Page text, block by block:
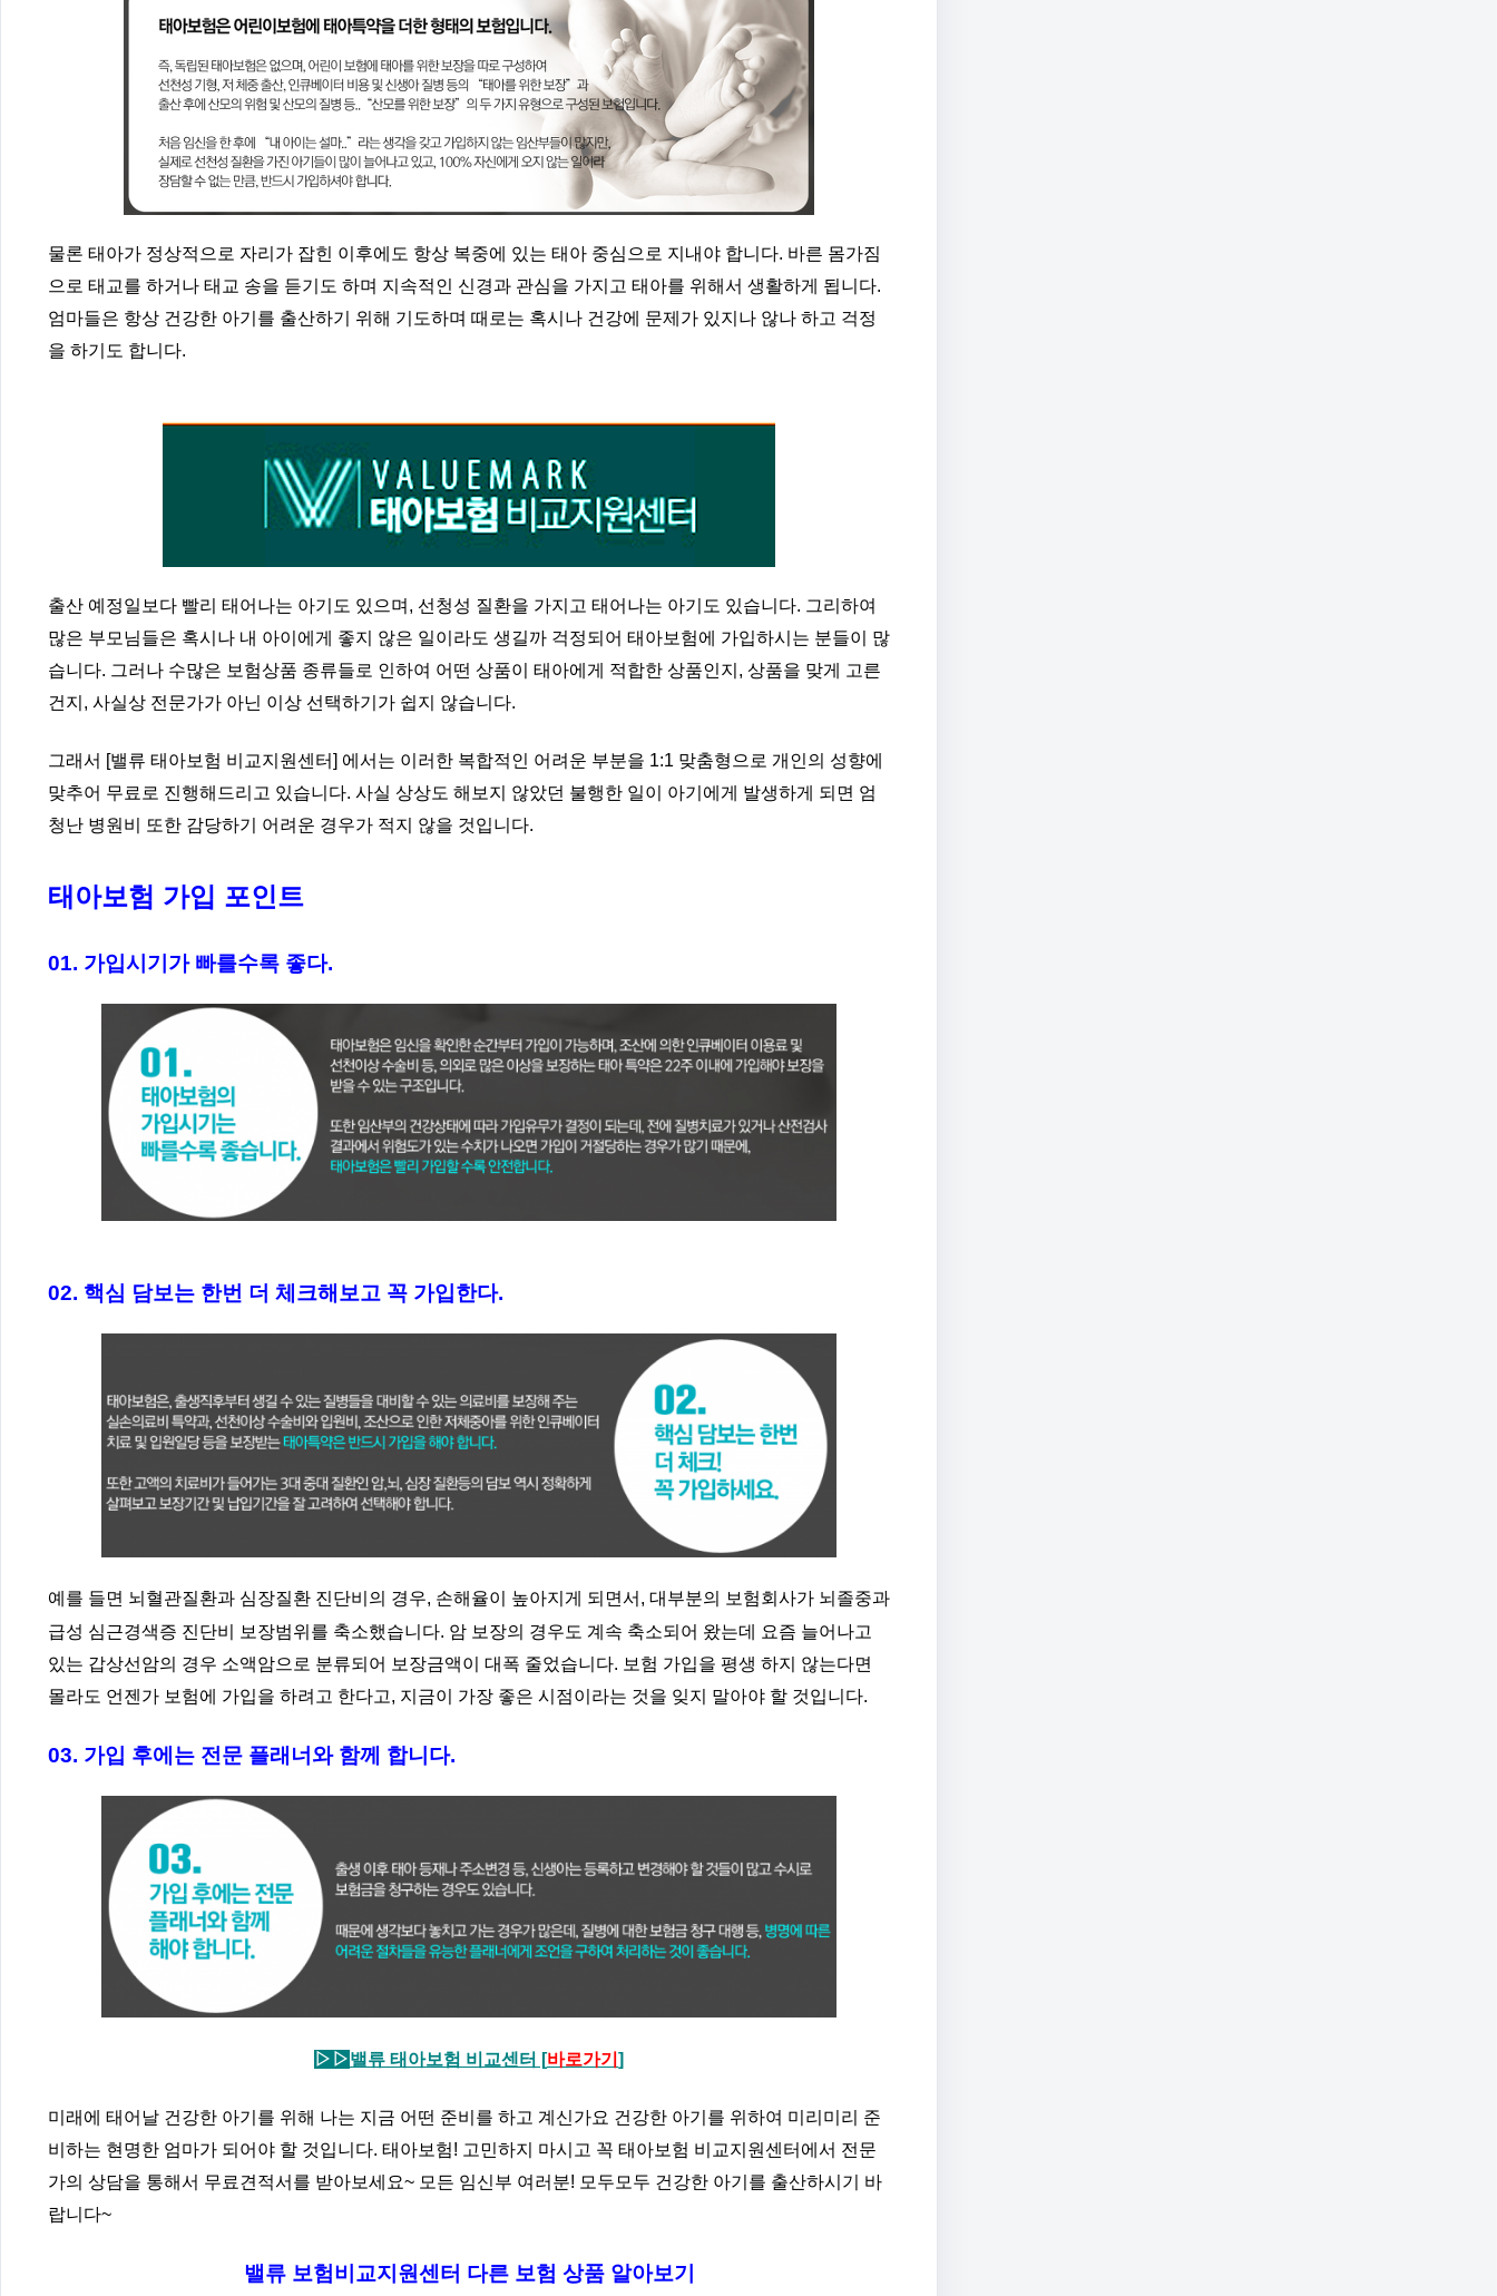
물론 태아가 정상적으로 자리가 잡힌 이후에도 항상 복중에 있는 태아 중심으로 지내야 합니다. 바른 몸가짐
으로 태교를 하거나 태교 송을 듣기도 하며 지속적인 신경과 관심을 가지고 태아를 위해서 생활하게 됩니다.
엄마들은 항상 건강한 아기를 출산하기 위해 기도하며 때로는 혹시나 건강에 문제가 있지나 않나 하고 걱정
을 하기도 합니다.
출산 예정일보다 빨리 태어나는 아기도 있으며, 선청성 질환을 가지고 태어나는 아기도 있습니다. 그리하여
많은 부모님들은 혹시나 내 아이에게 좋지 않은 일이라도 생길까 걱정되어 태아보험에 가입하시는 분들이 많
습니다. 그러나 수많은 보험상품 종류들로 인하여 어떤 상품이 태아에게 적합한 상품인지, 상품을 맞게 고른
건지, 사실상 전문가가 아닌 이상 선택하기가 쉽지 않습니다.
그래서 [밸류 태아보험 비교지원센터] 에서는 이러한 복합적인 어려운 부분을 1:1 맞춤형으로 개인의 성향에
맞추어 무료로 진행해드리고 있습니다. 사실 상상도 해보지 않았던 불행한 일이 아기에게 발생하게 되면 엄
청난 병원비 또한 감당하기 어려운 경우가 적지 않을 것입니다.
태아보험 가입 포인트
01. 가입시기가 빠를수록 좋다.
02. 핵심 담보는 한번 더 체크해보고 꼭 가입한다.
예를 들면 뇌혈관질환과 심장질환 진단비의 경우, 손해율이 높아지게 되면서, 대부분의 보험회사가 뇌졸중과
급성 심근경색증 진단비 보장범위를 축소했습니다. 암 보장의 경우도 계속 축소되어 왔는데 요즘 늘어나고
있는 갑상선암의 경우 소액암으로 분류되어 보장금액이 대폭 줄었습니다. 보험 가입을 평생 하지 않는다면
몰라도 언젠가 보험에 가입을 하려고 한다고, 지금이 가장 좋은 시점이라는 것을 잊지 말아야 할 것입니다.
03. 가입 후에는 전문 플래너와 함께 합니다.
▷▷밸류 태아보험 비교센터 [바로가기 ]
미래에 태어날 건강한 아기를 위해 나는 지금 어떤 준비를 하고 계신가요 건강한 아기를 위하여 미리미리 준
비하는 현명한 엄마가 되어야 할 것입니다. 태아보험! 고민하지 마시고 꼭 태아보험 비교지원센터에서 전문
가의 상담을 통해서 무료견적서를 받아보세요~ 모든 임신부 여러분! 모두모두 건강한 아기를 출산하시기 바
랍니다~
밸류 보험비교지원센터 다른 보험 상품 알아보기